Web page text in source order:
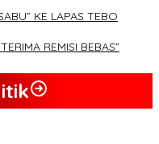
KE LAPAS TEBO
REMISI BEBAS”